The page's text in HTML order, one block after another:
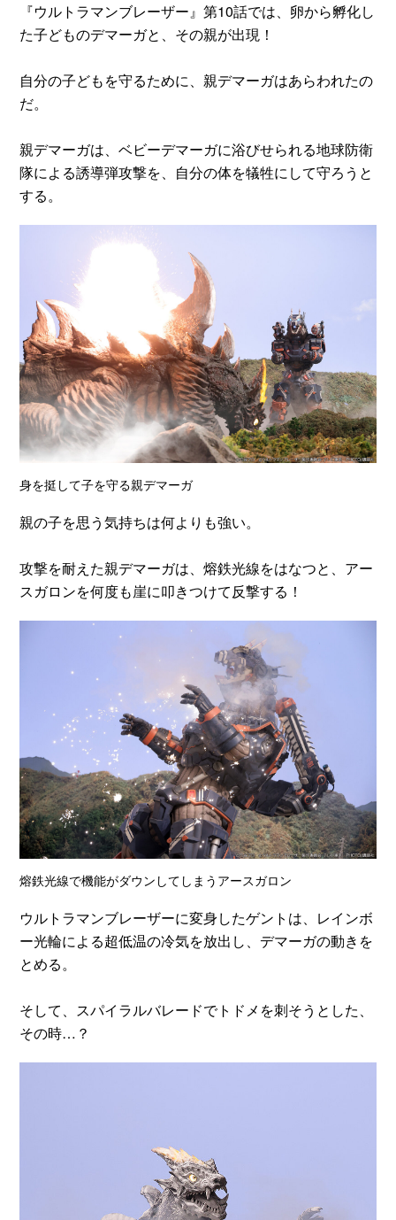
『ウルトラマンブレーザー』第10話では、卵から孵化し
た子どものデマーガと、その親が出現！
自分の子どもを守るために、親デマーガはあらわれたの
だ。
親デマーガは、ベビーデマーガに浴びせられる地球防衛
隊による誘導弾攻撃を、自分の体を犠牲にして守ろうと
する。
身を挺して子を守る親デマーガ
親の子を思う気持ちは何よりも強い。
攻撃を耐えた親デマーガは、熔鉄光線をはなつと、アー
スガロンを何度も崖に叩きつけて反撃する！
熔鉄光線で機能がダウンしてしまうアースガロン
ウルトラマンブレーザーに変身したゲントは、レインボ
ー光輪による超低温の冷気を放出し、デマーガの動きを
とめる。
そして、スパイラルバレードでトドメを刺そうとした、
その時…？